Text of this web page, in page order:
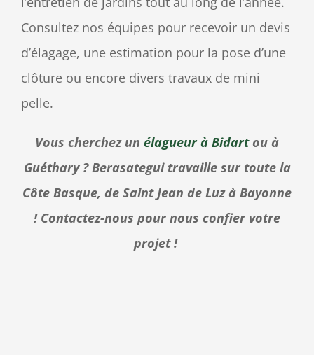
Consultez nos équipes pour recevoir un devis
d’élagage, une estimation pour la pose d’une
clôture ou encore divers travaux de mini
pelle.
Vous cherchez un élagueur à Bidartou à
Guéthary ? Berasategui travaille sur toute la
Côte Basque, de Saint Jean de Luz à Bayonne
! Contactez-nous pour nous confier votre
projet !